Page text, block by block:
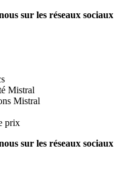
sur les réseaux sociaux
Mistral
Mistral
prix
sur les réseaux sociaux